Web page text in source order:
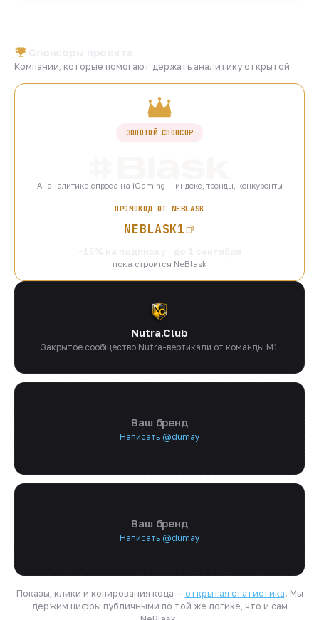
Компании, которые помогают держать аналитику открытой
ЗОЛОТОЙ СПОНСОР
AI-аналитика спроса на iGaming — индекс, тренды, конкуренты
ПРОМОКОД ОТ NEBLASK
NEBLASK1
пока строится NeBlask
Nutra.Club
Закрытое сообщество Nutra-вертикали от команды M1
Ваш бренд
Написать @dumay
Ваш бренд
Написать @dumay
Показы, клики и копирования кода — открытая статистика. Мы
держим цифры публичными по той же логике, что и сам